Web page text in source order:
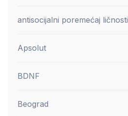
antisocijalni poremećaj ličnosti
Apsolut
BDNF
Beograd